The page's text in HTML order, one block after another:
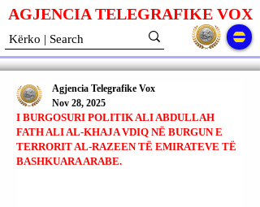
AGJENCIA TELEGRAFIKE VOX
I BURGOSURI POLITIK ALI ABDULLAH
FATH ALI AL-KHAJA VDIQ NË BURGUN E
TERRORIT AL-RAZEEN TË EMIRATEVE TË
BASHKUARA ARABE.
Agjencia Telegrafike Vox
Nov 28, 2025